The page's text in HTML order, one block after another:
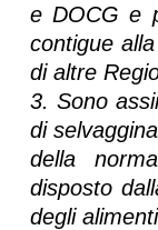
e DOCG e
contigue
di altre
3. Sono
di
della
disposto
degli